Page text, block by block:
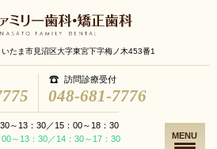
たま市見沼区大字東宮下字梅ノ木453番1
訪問診療受付
048-681-7776
～13：30／15：00～18：30
～13：30／14：30～17：30
MENU